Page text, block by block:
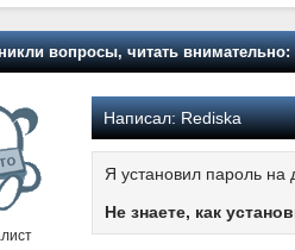
вопросы, читать внимательно:
Написал:Rediska
Я установил пароль на
Не знаете, как